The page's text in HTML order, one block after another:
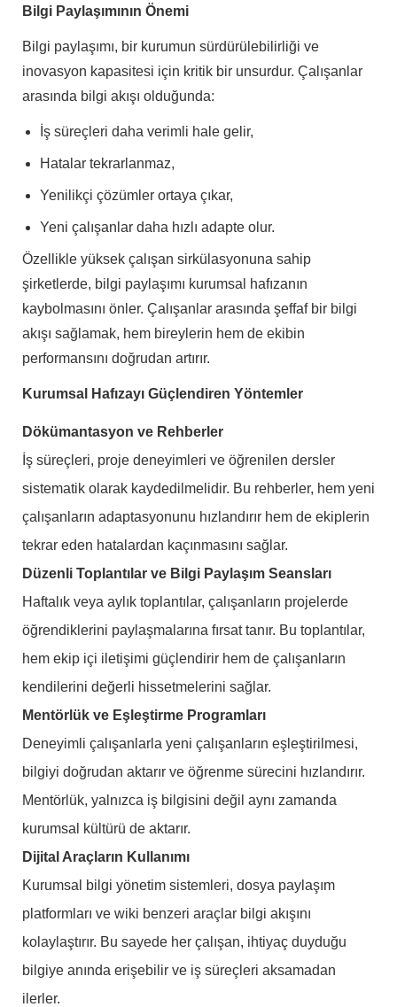
Bilgi Paylaşımının Önemi
Bilgi paylaşımı, bir kurumun sürdürülebilirliği ve
inovasyon kapasitesi için kritik bir unsurdur. Çalışanlar
arasında bilgi akışı olduğunda:
İş süreçleri daha verimli hale gelir,
Hatalar tekrarlanmaz,
Yenilikçi çözümler ortaya çıkar,
Yeni çalışanlar daha hızlı adapte olur.
Özellikle yüksek çalışan sirkülasyonuna sahip
şirketlerde, bilgi paylaşımı kurumsal hafızanın
kaybolmasını önler. Çalışanlar arasında şeffaf bir bilgi
akışı sağlamak, hem bireylerin hem de ekibin
performansını doğrudan artırır.
Kurumsal Hafızayı Güçlendiren Yöntemler
Dökümantasyon ve Rehberler
İş süreçleri, proje deneyimleri ve öğrenilen dersler
sistematik olarak kaydedilmelidir. Bu rehberler, hem yeni
çalışanların adaptasyonunu hızlandırır hem de ekiplerin
tekrar eden hatalardan kaçınmasını sağlar.
Düzenli Toplantılar ve Bilgi Paylaşım Seansları
Haftalık veya aylık toplantılar, çalışanların projelerde
öğrendiklerini paylaşmalarına fırsat tanır. Bu toplantılar,
hem ekip içi iletişimi güçlendirir hem de çalışanların
kendilerini değerli hissetmelerini sağlar.
Mentörlük ve Eşleştirme Programları
Deneyimli çalışanlarla yeni çalışanların eşleştirilmesi,
bilgiyi doğrudan aktarır ve öğrenme sürecini hızlandırır.
Mentörlük, yalnızca iş bilgisini değil aynı zamanda
kurumsal kültürü de aktarır.
Dijital Araçların Kullanımı
Kurumsal bilgi yönetim sistemleri, dosya paylaşım
platformları ve wiki benzeri araçlar bilgi akışını
kolaylaştırır. Bu sayede her çalışan, ihtiyaç duyduğu
bilgiye anında erişebilir ve iş süreçleri aksamadan
ilerler.